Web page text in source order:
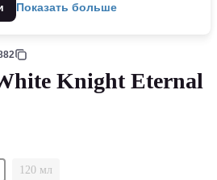
Показать больше
Knight Eternal
120 мл